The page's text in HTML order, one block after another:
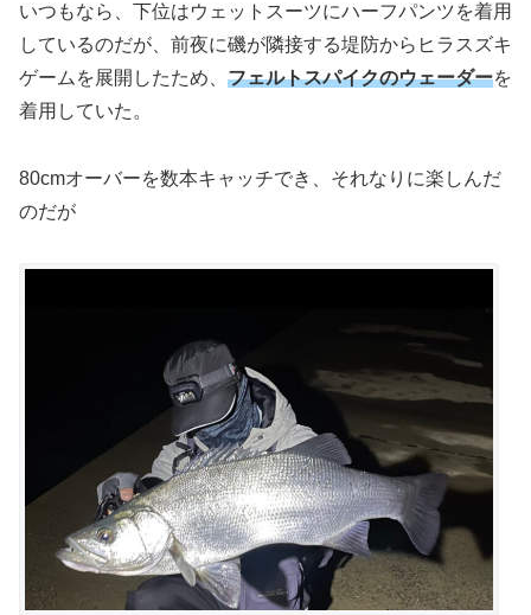
いつもなら、下位はウェットスーツにハーフパンツを着用
しているのだが、前夜に磯が隣接する堤防からヒラスズキ
ゲームを展開したため、 フェルトスパイクのウェーダーを
着用していた。
80cmオーバーを数本キャッチでき、それなりに楽しんだ
のだが